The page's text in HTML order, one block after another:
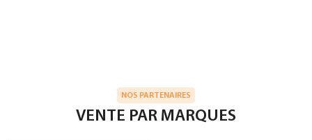
NOS PARTENAIRES
VENTE PAR MARQUES